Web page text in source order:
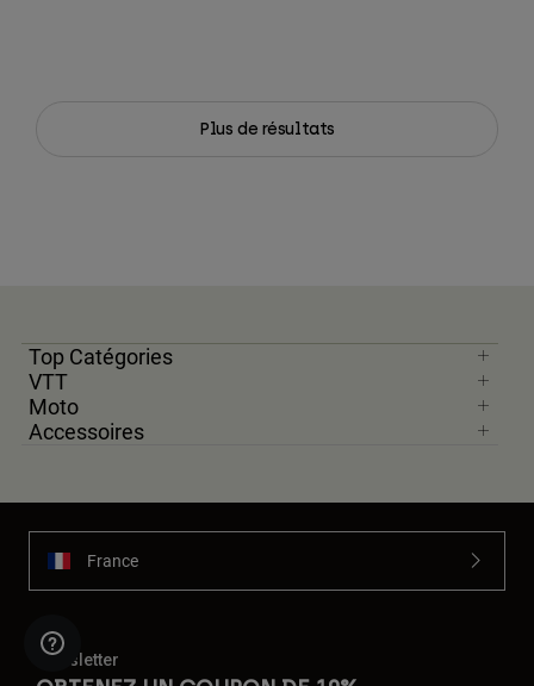
Plus de résultats
Top Catégories
VTT
Moto
Accessoires
France
Newsletter